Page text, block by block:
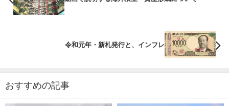
令和元年・新札発行と、インフレ
おすすめの記事